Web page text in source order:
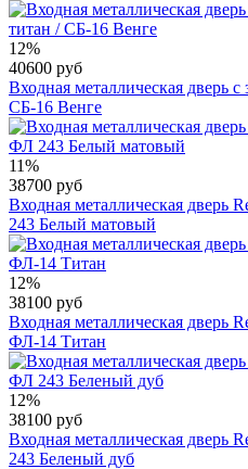
12%
40600 руб
Входная металлическая дверь
СБ-16 Венге
11%
38700 руб
Входная металлическая
243 Белый матовый
12%
38100 руб
Входная металлическая дверь
ФЛ-14 Титан
12%
38100 руб
Входная металлическая
243 Беленый дуб